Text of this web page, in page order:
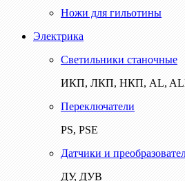
Ножи для гильотины
Электрика
Светильники станочные
ИКП, ЛКП, НКП, AL,
Переключатели
PS, PSE
Датчики и
ДУ, ДУВ